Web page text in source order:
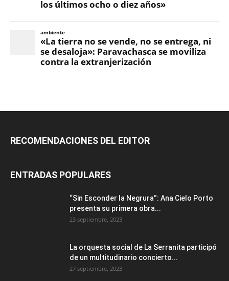
RECOMENDACIONES DEL EDITOR
ENTRADAS POPULARES
“Sin Esconder la Negrura”: Ana Cielo Porto
presenta su primera obra...
23 septiembre, 2023
La orquesta social de La Serranita participó
de un multitudinario concierto...
27 septiembre, 2023